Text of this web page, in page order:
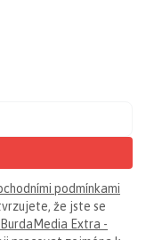
podmínkami
že jste se
Extra -